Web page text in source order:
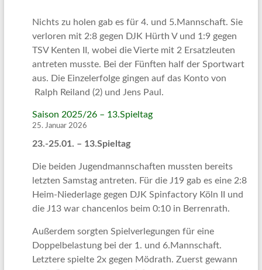
Nichts zu holen gab es für 4. und 5.Mannschaft. Sie
verloren mit 2:8 gegen DJK Hürth V und 1:9 gegen
TSV Kenten II, wobei die Vierte mit 2 Ersatzleuten
antreten musste. Bei der Fünften half der Sportwart
aus. Die Einzelerfolge gingen auf das Konto von
Ralph Reiland (2) und Jens Paul.
Saison 2025/26 – 13.Spieltag
25. Januar 2026
23.-25.01. – 13.Spieltag
Die beiden Jugendmannschaften mussten bereits
letzten Samstag antreten. Für die J19 gab es eine 2:8
Heim-Niederlage gegen DJK Spinfactory Köln II und
die J13 war chancenlos beim 0:10 in Berrenrath.
Außerdem sorgten Spielverlegungen für eine
Doppelbelastung bei der 1. und 6.Mannschaft.
Letztere spielte 2x gegen Mödrath. Zuerst gewann